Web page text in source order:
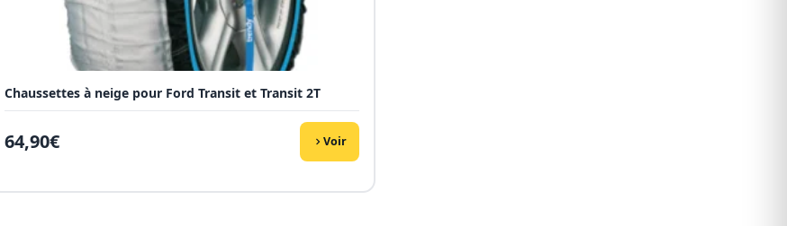
Chaussettes à neige pour Ford Transit et Transit 2T
64,90€ Voir